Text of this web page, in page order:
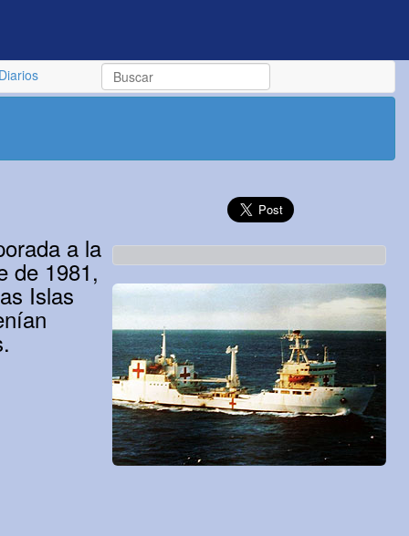
Diarios
a la
de 1981,
Islas